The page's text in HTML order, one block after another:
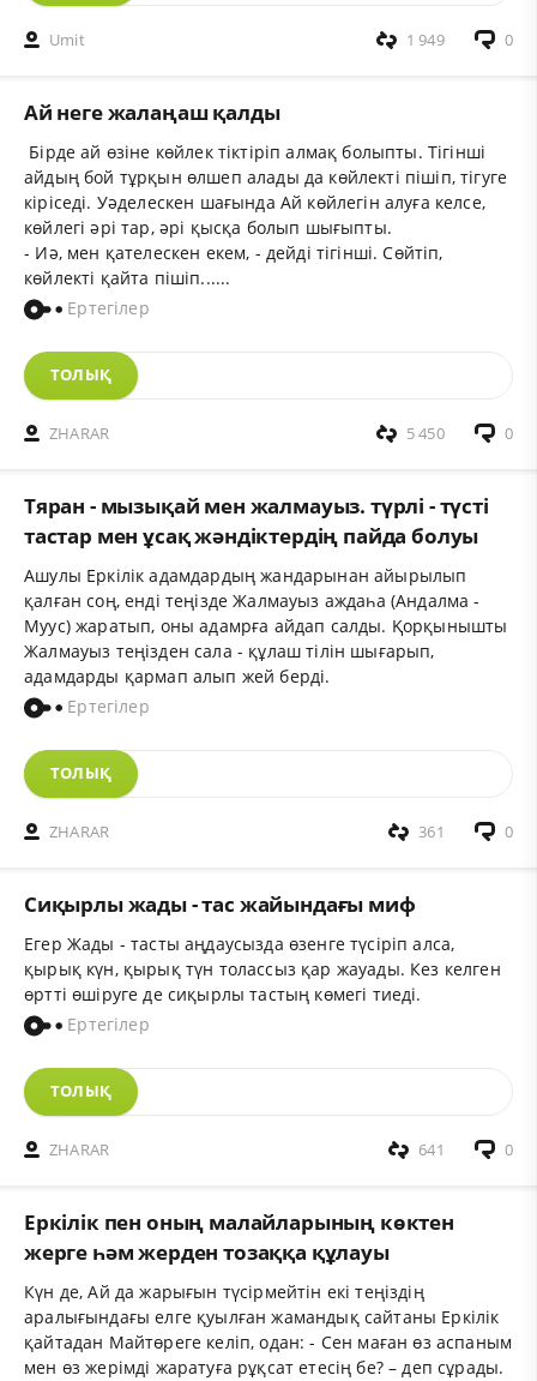
Umit 0
1 949
Ай неге жалаңаш қалды
Бірде ай өзіне көйлек тіктіріп алмақ болыпты. Тігінші
айдың бой тұрқын өлшеп алады да көйлекті пішіп, тігуге
кіріседі. Уәделескен шағында Ай көйлегін алуға келсе,
көйлегі әрі тар, әрі қысқа болып шығыпты.
- Иә, мен қателескен екем, - дейді тігінші. Сөйтіп,
көйлекті қайта пішіп......
Ертегілер
ТОЛЫҚ
ZHARAR 0
5 450
Тяран - мызықай мен жалмауыз. түрлі - түсті
тастар мен ұсақ жәндіктердің пайда болуы
Ашулы Еркілік адамдардың жандарынан айырылып
қалған соң, енді теңізде Жалмауыз аждаһа (Андалма -
Муус) жаратып, оны адамрға айдап салды. Қорқынышты
Жалмауыз теңізден сала - құлаш тілін шығарып,
адамдарды қармап алып жей берді.
Ертегілер
ТОЛЫҚ
ZHARAR 0
361
Сиқырлы жады - тас жайындағы миф
Егер Жады - тасты аңдаусызда өзенге түсіріп алса,
қырық күн, қырық түн толассыз қар жауады. Кез келген
өртті өшіруге де сиқырлы тастың көмегі тиеді.
Ертегілер
ТОЛЫҚ
ZHARAR 0
641
Еркілік пен оның малайларының көктен
жерге һәм жерден тозаққа құлауы
Күн де, Ай да жарығын түсірмейтін екі теңіздің
аралығындағы елге қуылған жамандық сайтаны Еркілік
қайтадан Майтөреге келіп, одан: - Сен маған өз аспаным
мен өз жерімді жаратуға рұқсат етесің бе? – деп сұрады.